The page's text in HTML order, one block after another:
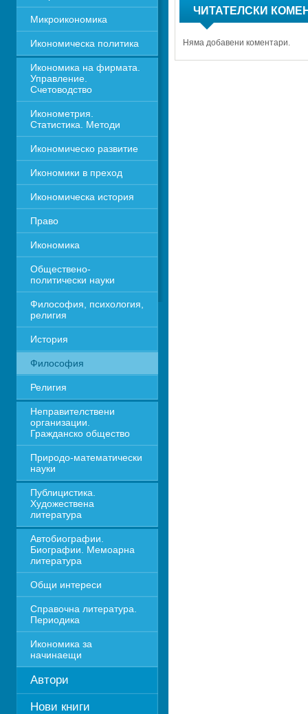
Микроикономика
Икономическа политика
Икономика на фирмата.
Управление.
Счетоводство
Иконометрия.
Статистика. Методи
Икономическо развитие
Икономики в преход
Икономическа история
Право
Икономика
Обществено-
политически науки
Философия, психология,
религия
История
Философия
Религия
Неправителствени
организации.
Гражданско общество
Природо-математически
науки
Публицистика.
Художествена
литература
Автобиографии.
Биографии. Мемоарна
литература
Общи интереси
Справочна литература.
Периодика
Икономика за
начинаещи
Автори
Нови книги
ЧИТАТЕЛСКИ
Няма добавени коментари.